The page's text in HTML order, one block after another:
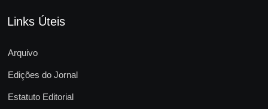
Links Úteis
Arquivo
Edições do Jornal
Estatuto Editorial